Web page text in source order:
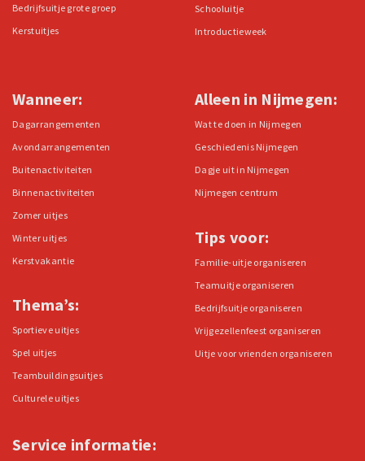
Bedrijfsuitje grote groep
Kerstuitjes
Schooluitje
Introductieweek
Wanneer:
Dagarrangementen
Avondarrangementen
Buitenactiviteiten
Binnenactiviteiten
Zomer uitjes
Winter uitjes
Kerstvakantie
Thema’s:
Sportieve uitjes
Spel uitjes
Teambuildingsuitjes
Culturele uitjes
Alleen in Nijmegen:
Wat te doen in Nijmegen
Geschiedenis Nijmegen
Dagje uit in Nijmegen
Nijmegen centrum
Tips voor:
Familie-uitje organiseren
Teamuitje organiseren
Bedrijfsuitje organiseren
Vrijgezellenfeest organiseren
Uitje voor vrienden organiseren
Service informatie: